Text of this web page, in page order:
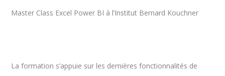
Master Class Excel Power BI à l’Institut Bernard Kouchner
La formation s’appuie sur les dernières fonctionnalités de